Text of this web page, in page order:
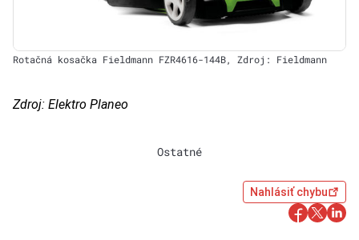
Rotačná kosačka Fieldmann FZR4616-144B, Zdroj: Fieldmann
Zdroj: Elektro Planeo
Ostatné
Nahlásiť chybu